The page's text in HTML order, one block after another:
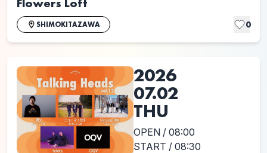
SHIMOKITAZAWA 0
2026
07.02
THU
OPEN / 08:00
START / 08:30